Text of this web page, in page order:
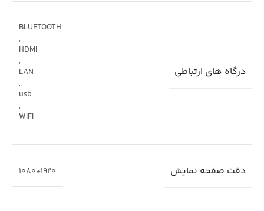
درگاه های ارتباطی
BLUETOOTH
,
HDMI
,
LAN
,
usb
,
WIFI
دقت صفحه نمایش 1920*1080